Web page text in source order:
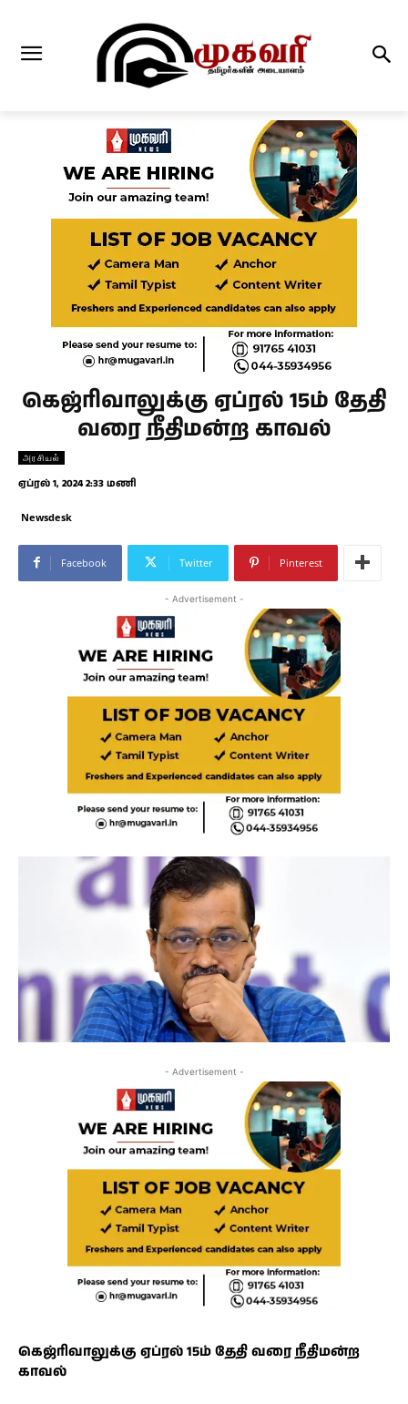
கெஜ்ரிவாலுக்கு ஏப்ரல் 15ம் தேதி
வரை நீதிமன்ற காவல்
அரசியல்
ஏப்ரல் 1, 2024 2:33 மணி
Newsdesk
Facebook Twitter Pinterest
- Advertisement -
- Advertisement -
கெஜ்ரிவாலுக்கு ஏப்ரல் 15ம் தேதி வரை நீதிமன்ற
காவல்